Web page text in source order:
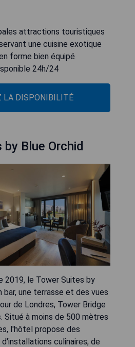
attractions touristiques
une cuisine exotique
forme bien équipé
24h/24
LA DISPONIBILITÉ
Blue Orchid
2019, le Tower Suites by
bar, une terrasse et des vues
de Londres, Tower Bridge
Situé à moins de 500 mètres
l'hôtel propose des
culinaires, de